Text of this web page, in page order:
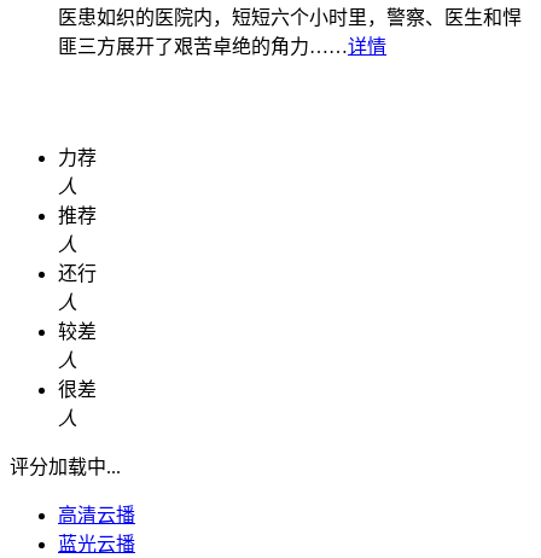
医患如织的医院内，短短六个小时里，警察、医生和悍
匪三方展开了艰苦卓绝的角力……详情
力荐
人
推荐
人
还行
人
较差
人
很差
人
评分加载中...
高清云播
蓝光云播